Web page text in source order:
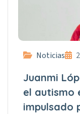
Noticias
Juanmi
el autismo
impulsado